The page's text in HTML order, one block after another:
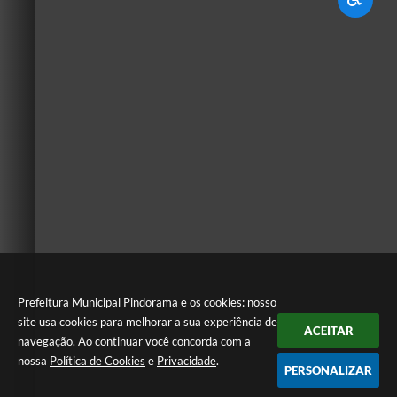
Prefeitura Municipal Pindorama e os cookies: nosso
site usa cookies para melhorar a sua experiência de
navegação. Ao continuar você concorda com a
nossa Política de Cookies e Privacidade.
ACEITAR
PERSONALIZAR